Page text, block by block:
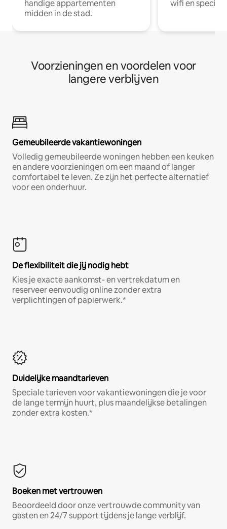
handige appartementen
midden in de stad.
wifi en
Voorzieningen en voordelen voor
langere verblijven
Gemeubileerde vakantiewoningen
Volledig gemeubileerde woningen hebben een keuken
en andere voorzieningen om een maand of langer
comfortabel te leven. Ze zijn het perfecte alternatief
voor een onderhuur.
De flexibiliteit die jij nodig hebt
Kies je exacte aankomst- en vertrekdatum en
reserveer eenvoudig online zonder extra
verplichtingen of papierwerk.*
Duidelijke maandtarieven
Speciale tarieven voor vakantiewoningen die je voor
de lange termijn huurt, plus maandelijkse betalingen
zonder extra kosten.*
Boeken met vertrouwen
Beoordeeld door onze vertrouwde community van
gasten en 24/7 support tijdens je lange verblijf.